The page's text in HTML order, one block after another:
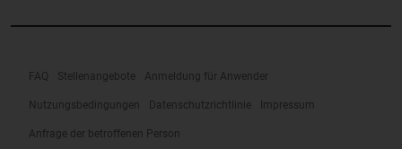
FAQ Stellenangebote Anmeldung für Anwender
Nutzungsbedingungen Datenschutzrichtlinie Impressum
Anfrage der betroffenen Person